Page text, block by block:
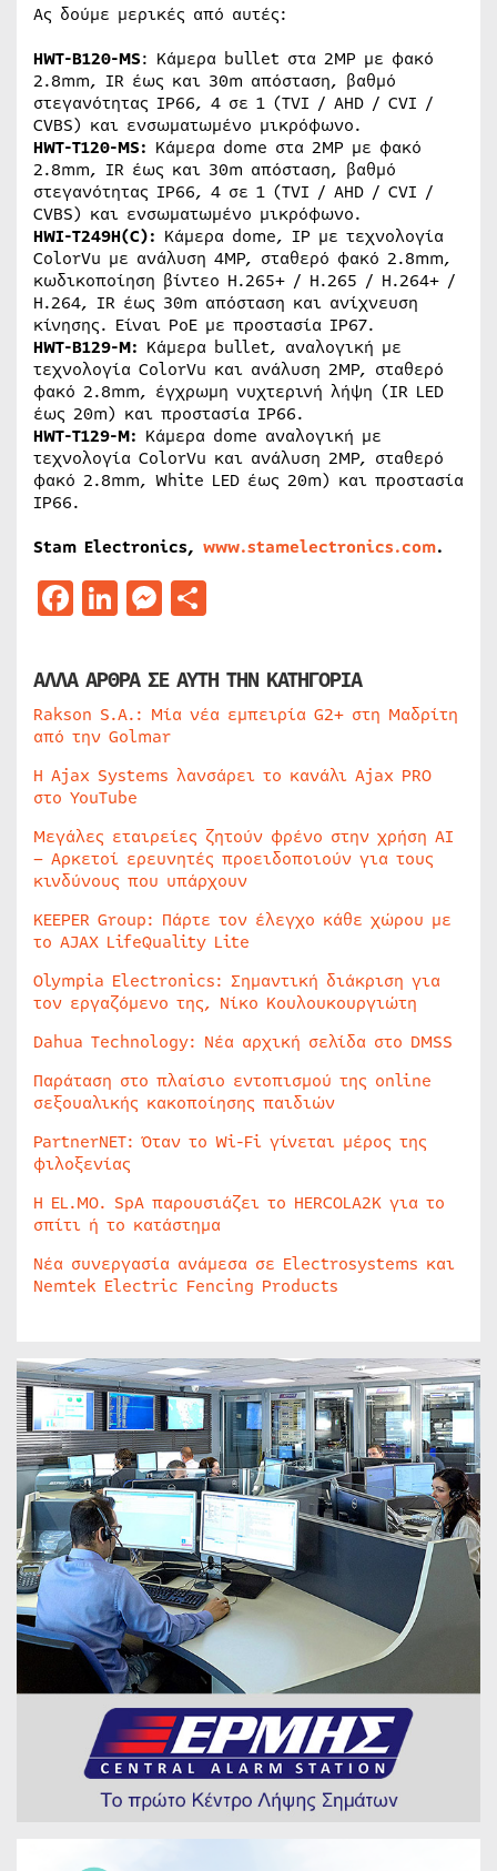
Ας δούμε μερικές από αυτές:
HWT-B120-MS: Κάμερα bullet στα 2MP με φακό
2.8mm, IR έως και 30m απόσταση, βαθμό
στεγανότητας IP66, 4 σε 1 (TVI / AHD / CVI /
CVBS) και ενσωματωμένο μικρόφωνο.
HWT-T120-MS: Κάμερα dome στα 2MP με φακό
2.8mm, IR έως και 30m απόσταση, βαθμό
στεγανότητας IP66, 4 σε 1 (TVI / AHD / CVI /
CVBS) και ενσωματωμένο μικρόφωνο.
HWI-T249H(C): Κάμερα dome, IP με τεχνολογία
ColorVu με ανάλυση 4MP, σταθερό φακό 2.8mm,
κωδικοποίηση βίντεο H.265+ / H.265 / H.264+ /
H.264, IR έως 30m απόσταση και ανίχνευση
κίνησης. Είναι PoE με προστασία IP67.
HWT-B129-M: Κάμερα bullet, αναλογική με
τεχνολογία ColorVu και ανάλυση 2MP, σταθερό
φακό 2.8mm, έγχρωμη νυχτερινή λήψη (ΙR LED
έως 20m) και προστασία IP66.
HWT-T129-M: Κάμερα dome αναλογική με
τεχνολογία ColorVu και ανάλυση 2MP, σταθερό
φακό 2.8mm, White LED έως 20m) και προστασία
IP66.
Stam Electronics, www.stamelectronics.com.
Facebook
LinkedIn
Messenger
ΑΛΛΑ ΑΡΘΡΑ ΣΕ ΑΥΤΗ ΤΗΝ ΚΑΤΗΓΟΡΙΑ
Rakson S.A.: Μία νέα εμπειρία G2+ στη Μαδρίτη
από την Golmar
Η Ajax Systems λανσάρει το κανάλι Ajax PRO
στο YouTube
Μεγάλες εταιρείες ζητούν φρένο στην χρήση AI
– Αρκετοί ερευνητές προειδοποιούν για τους
κινδύνους που υπάρχουν
KEEPER Group: Πάρτε τον έλεγχο κάθε χώρου με
το AJAX LifeQuality Lite
Olympia Electronics: Σημαντική διάκριση για
τον εργαζόμενο της, Νίκο Κουλουκουργιώτη
Dahua Technology: Νέα αρχική σελίδα στο DMSS
Παράταση στο πλαίσιο εντοπισμού της online
σεξουαλικής κακοποίησης παιδιών
PartnerNET: Όταν το Wi-Fi γίνεται μέρος της
φιλοξενίας
Η EL.MO. SpA παρουσιάζει το HERCOLA2K για το
σπίτι ή το κατάστημα
Νέα συνεργασία ανάμεσα σε Electrosystems και
Nemtek Electric Fencing Products